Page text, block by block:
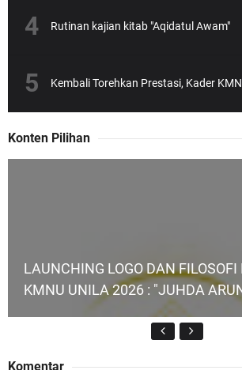
Rutinan kajian kitab "Aqidatul Awam"
Konten Pilihan
LAUNCHING LOGO DAN
KMNU UNILA 2026 : "JUHDA
Komentar